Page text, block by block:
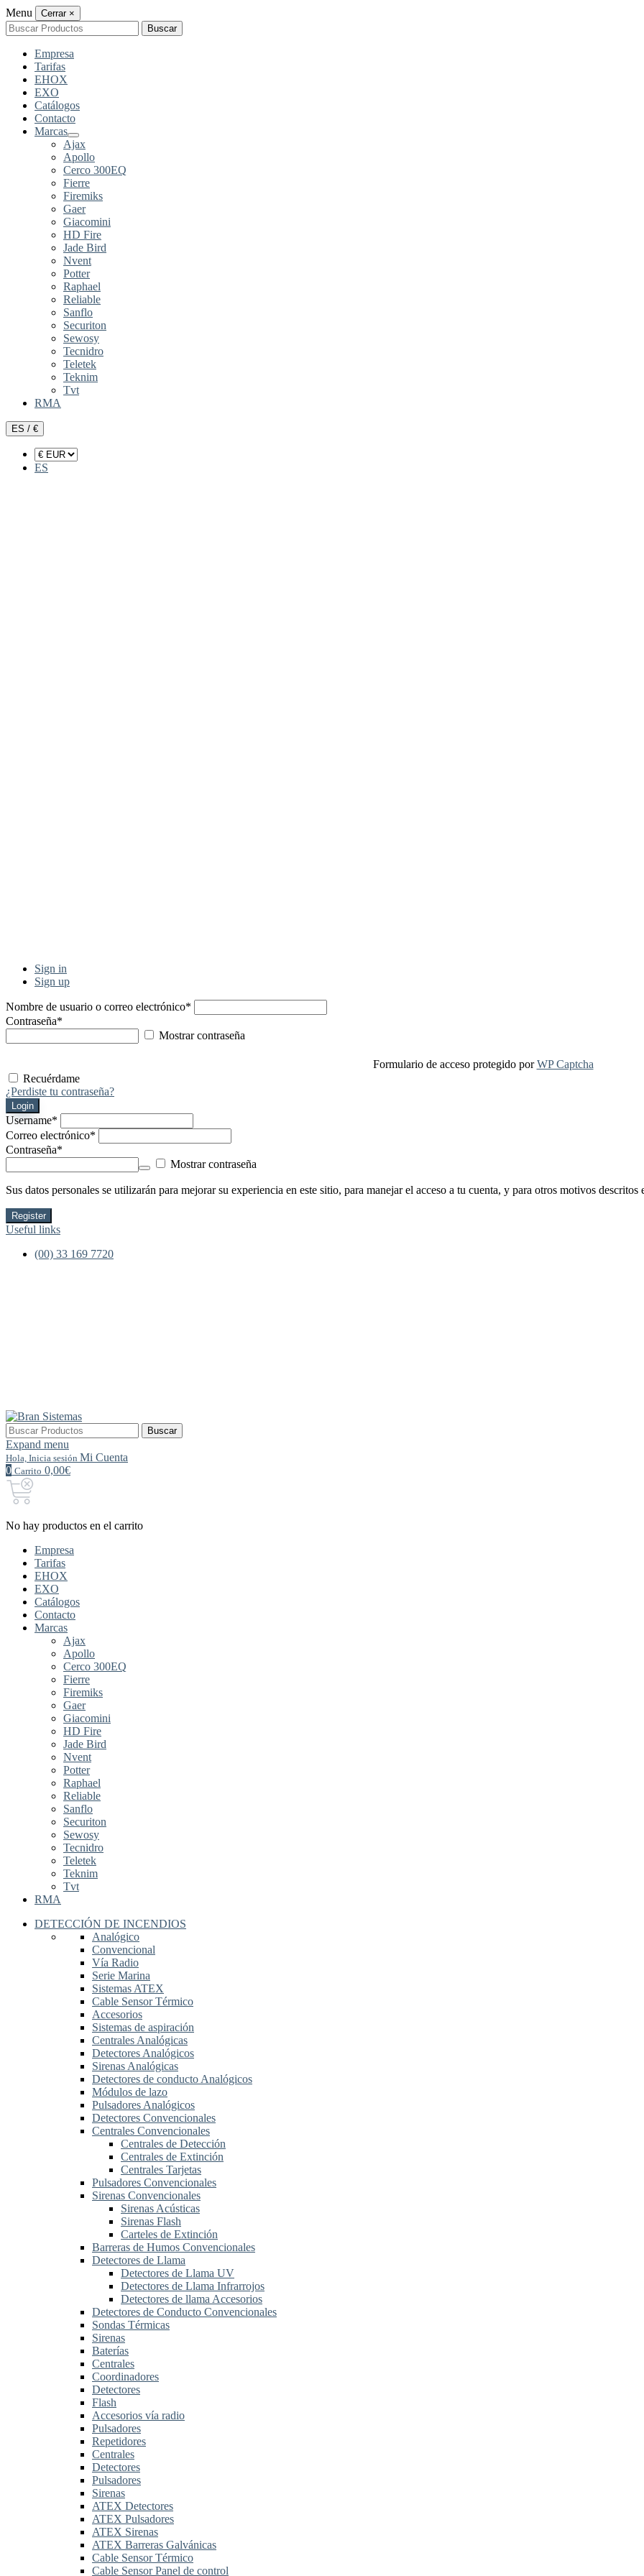
Menu Cerrar ×
Buscar
por:
Buscar
Empresa
Tarifas
EHOX
EXO
Catálogos
Contacto
Marcas
Ajax
Apollo
Cerco 300EQ
Fierre
Firemiks
Gaer
Giacomini
HD Fire
Jade Bird
Nvent
Potter
Raphael
Reliable
Sanflo
Securiton
Sewosy
Tecnidro
Teletek
Teknim
Tvt
RMA
ES / €
ES
Sign in
Sign up
Nombre de usuario o correo electrónico*
Contraseña*
Mostrar contraseña
Formulario de acceso protegido porWP Captcha
Recuérdame
¿Perdiste tu contraseña?
Login
Username*
Correo electrónico*
Contraseña*
Mostrar contraseña
Sus datos personales se utilizarán para mejorar su experiencia en este sitio, para manejar el acceso a tu cuenta, y para otros motivos descritos
Register
Useful links
(00) 33 169 7720
Buscar
por:
Buscar
Expand menu
Hola, Inicia sesión Mi Cuenta
0 Carrito 0,00€
No hay productos en el carrito
Empresa
Tarifas
EHOX
EXO
Catálogos
Contacto
Marcas
Ajax
Apollo
Cerco 300EQ
Fierre
Firemiks
Gaer
Giacomini
HD Fire
Jade Bird
Nvent
Potter
Raphael
Reliable
Sanflo
Securiton
Sewosy
Tecnidro
Teletek
Teknim
Tvt
RMA
DETECCIÓN DE INCENDIOS
Analógico
Convencional
Vía Radio
Serie Marina
Sistemas ATEX
Cable Sensor Térmico
Accesorios
Sistemas de aspiración
Centrales Analógicas
Detectores Analógicos
Sirenas Analógicas
Detectores de conducto Analógicos
Módulos de lazo
Pulsadores Analógicos
Detectores Convencionales
Centrales Convencionales
Centrales de Detección
Centrales de Extinción
Centrales Tarjetas
Pulsadores Convencionales
Sirenas Convencionales
Sirenas Acústicas
Sirenas Flash
Carteles de Extinción
Barreras de Humos Convencionales
Detectores de Llama
Detectores de Llama UV
Detectores de Llama Infrarrojos
Detectores de llama Accesorios
Detectores de Conducto Convencionales
Sondas Térmicas
Sirenas
Baterías
Centrales
Coordinadores
Detectores
Flash
Accesorios vía radio
Pulsadores
Repetidores
Centrales
Detectores
Pulsadores
Sirenas
ATEX Detectores
ATEX Pulsadores
ATEX Sirenas
ATEX Barreras Galvánicas
Cable Sensor Térmico
Cable Sensor Panel de control